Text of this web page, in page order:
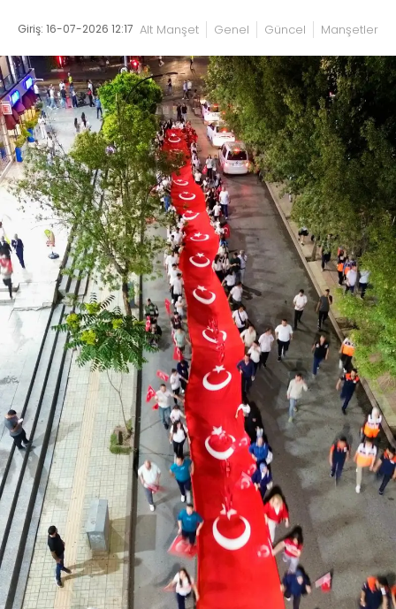
Giriş: 16-07-2026 12:17 Alt Manşet Genel Güncel Manşetler